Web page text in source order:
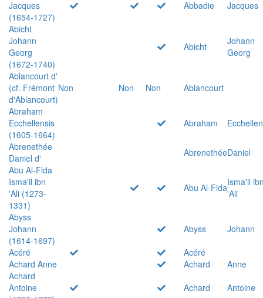
Jacques
(1654-1727)
Abbadie
Jacques
Abicht
Johann
Georg
(1672-1740)
Abicht
Johann
Georg
Ablancourt d'
(cf. Frémont
d'Ablancourt)
Non Non Non
Ablancourt
Abraham
Ecchellensis
(1605-1664)
Abraham
Abrenethée
Daniel d'
AbrenethéeDaniel
Abu Al-Fida
Isma'il ibn
'Ali (1273-
1331)
Abu Al-FidaIsma'il
'Ali
Abyss
Johann
(1614-1697)
Abyss
Johann
Acéré
Acéré
Achard Anne
Achard
Anne
Achard
Antoine
Achard
Antoine